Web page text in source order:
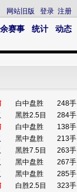
网站旧版 登录 注册
赛事 统计 动态
白中盘胜
248手
黑胜2.5目
284手
白中盘胜
138手
黑中盘胜
213手
黑胜7.5目
263手
黑中盘胜
267手
黑中盘胜
285手
白胜2.5目 323手